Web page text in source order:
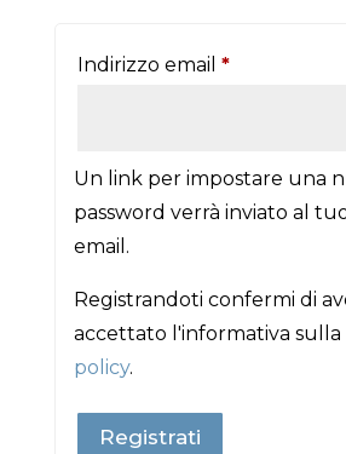
Indirizzo email *Richiesto
Un link per impostare una
password verrà inviato al
email.
Registrandoti confermi di
accettato l'informativa sulla
policy.
Registrati